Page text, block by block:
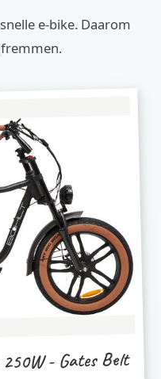
e-bike. Daarom
- Gates Belt